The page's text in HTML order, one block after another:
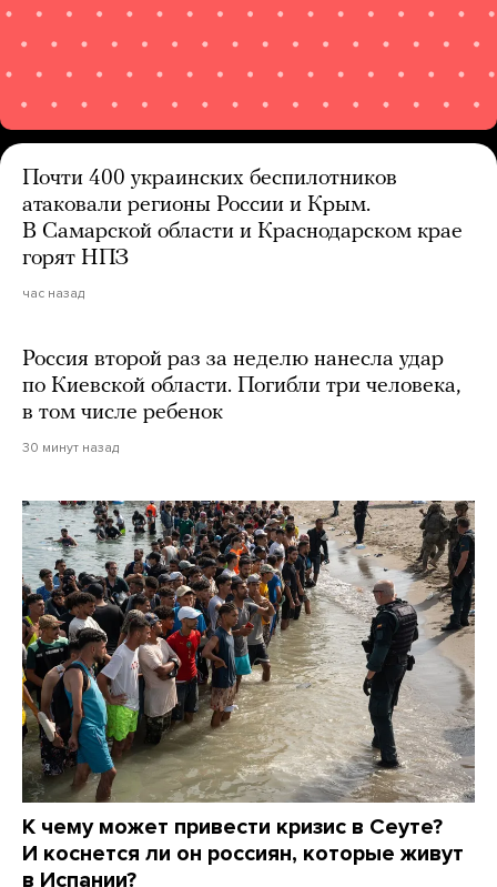
Почти 400 украинских беспилотников
атаковали регионы России и Крым.
В Самарской области и Краснодарском крае
горят НПЗ
час назад
Россия второй раз за неделю нанесла удар
по Киевской области. Погибли три человека,
в том числе ребенок
30 минут назад
К чему может привести кризис в Сеуте?
И коснется ли он россиян, которые живут
в Испании?